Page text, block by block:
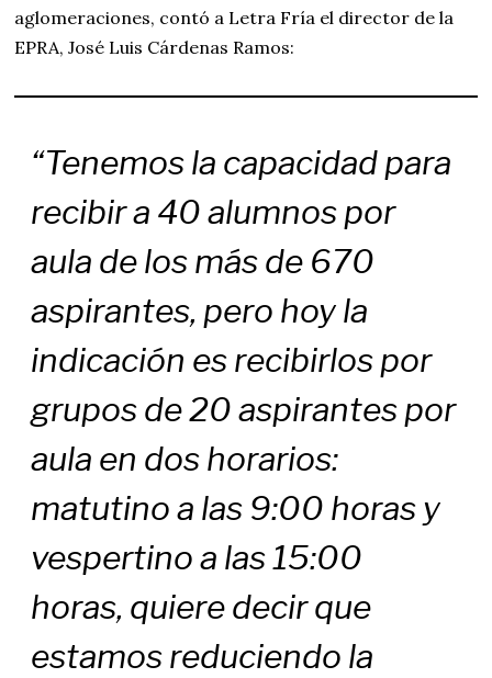
aglomeraciones, contó a Letra Fría el director de la
EPRA, José Luis Cárdenas Ramos:
“Tenemos la capacidad para
recibir a 40 alumnos por
aula de los más de 670
aspirantes, pero hoy la
indicación es recibirlos por
grupos de 20 aspirantes por
aula en dos horarios:
matutino a las 9:00 horas y
vespertino a las 15:00
horas, quiere decir que
estamos reduciendo la